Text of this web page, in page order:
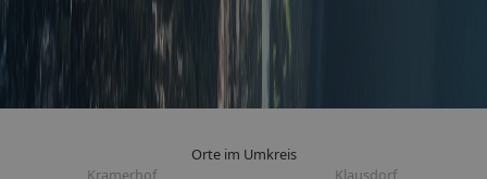
Orte im Umkreis